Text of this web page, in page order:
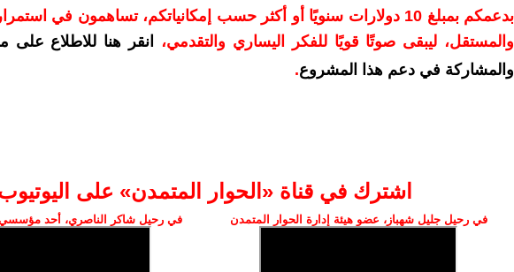
بدعمكم بمبلغ 10 دولارات سنويًا أو أكثر حسب إمكانياتكم، تساهمون في
والمستقل، ليبقى صوتًا قويًا للفكر اليساري والتقدمي،
انقر هنا للاطلاع على
والمشاركة في دعم هذا المشروع.
اشترك في قناة ‫«الحوار المتمدن» على
في رحيل جليل شهباز، عضو هيئة إدارة الحوار المتمدن في رحيل شاكر الناصري، أحد مؤسسي